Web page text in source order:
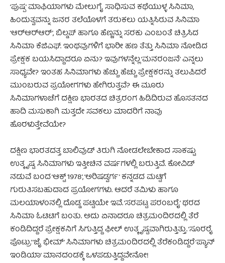
‘ಪುಷ್ಪ’ ಮಾಫಿಯಾಗಳು ಮೇಲುಗೈ ಸಾಧಿಸುವ ಕಥೆಯುಳ್ಳ ಸಿನಿಮಾ,
ಹಿಂದುತ್ವವನ್ನು ಜನರ ತಲೆಯೊಳಗೆ ತರುಕಲು ಯತ್ನಿಸಿರುವ ಸಿನಿಮಾ
‘ಆರ್‌ಆರ್‌ಆರ್‌’, ಬಿಲ್ಡಪ್ ಹಾಗೂ ಹೆಣ್ಣನ್ನು ಸರಕು ಎಂಬಂತೆ ಚಿತ್ರಿಸಿದ
ಸಿನಿಮಾ ಕೆಜಿಎಫ್‌. ಇಂಥವುಗಳಿಗೆ ಭಾರೀ ಹಣ ತೆತ್ತು ಸಿನಿಮಾ ನೋಡಿದ
ಪ್ರೇಕ್ಷಕ ಬಯಸಿದ್ದಾದರೂ ಏನು? ಇವುಗಳನ್ನೆಲ್ಲ ‘ಮನರಂಜನೆ’ ಎನ್ನಲು
ಸಾಧ್ಯವೇ? ಇಂತಹ ಸಿನಿಮಾಗಳು ಹೆಚ್ಚು ಹೆಚ್ಚು ಪ್ರೇಕ್ಷಕರನ್ನು ತಲುಪಿದರೆ
ಮುಂಬರುವ ಪ್ರಯೋಗಗಳು ಹೇಗಿರುತ್ತವೆ? ಈ ಮೂರು
ಸಿನಿಮಾಗಳಾಚೆಗೆ ದಕ್ಷಿಣ ಭಾರತದ ಚಿತ್ರರಂಗ ಹಿಡಿದಿರುವ ಹೊಸತನದ
ಹಾದಿ ಮಸುಕಾಗಿ ಮತ್ತದೇ ಸವಕಲು ಮಾದರಿಗೆ ನಾವು
ಹೊರಳುತ್ತೇವೆಯೇ?
ದಕ್ಷಿಣ ಭಾರತದತ್ತ ಬಾಲಿವುಡ್ ತಿರುಗಿ ನೋಡಲೇಬೇಕಾದ ಸಾಕಷ್ಟು
ಉತ್ಕೃಷ್ಟ ಸಿನಿಮಾಗಳು ಇತ್ತೀಚಿನ ವರ್ಷಗಳಲ್ಲಿ ಬರುತ್ತಿವೆ. ಕೋವಿಡ್
ನಡುವೆ ಬಂದ ‘ಆಕ್ಟ್ 1978’, ‘ಅರಿಷಡ್ವರ್ಗ’ ಕನ್ನಡದ ಮಟ್ಟಿಗೆ
ಗುರುತಿಸಬಹುದಾದ ಪ್ರಯೋಗಗಳು. ಆದರೆ ತಮಿಳು ಹಾಗೂ
ಮಲಯಾಳಂನಲ್ಲಿ ದೊಡ್ಡ ಪಟ್ಟಿಯೇ ಇವೆ. ‘ಸರಪಟ್ಟ ಪರಂಬರೈ’ ಥರದ
ಸಿನಿಮಾ ಓಟಿಟಿಗೆ ಬಂತು. ಅದು ಏನಾದರೂ ಚಿತ್ರಮಂದಿರದಲ್ಲಿ ತೆರೆ
ಕಂಡಿದಿದ್ದರೆ ಪ್ರೇಕ್ಷಕನಿಗೆ ಸಿಗುತ್ತಿದ್ದ ಫೀಲ್‌ ಉತ್ಕೃಷ್ಟವಾಗಿರುತ್ತಿತ್ತು. ‘ಸೂರರೈ
ಪೊಟ್ರು’ ‘ಜೈ ಭೀಮ್’ ಸಿನಿಮಾಗಳು ಚಿತ್ರಮಂದಿರದಲ್ಲಿ ತೆರೆಕಂಡಿದ್ದರೆ ‘ಪ್ಯಾನ್‌
ಇಂಡಿಯಾ’ ಮಾನದಂಡಕ್ಕೆ ಒಳಪಡುತ್ತಿದ್ದವೇನೋ!